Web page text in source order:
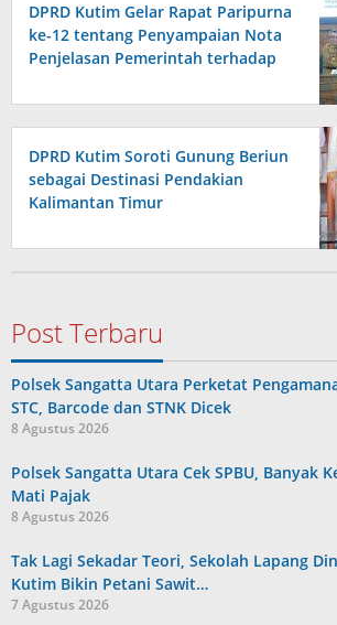
DPRD Kutim Gelar Rapat Paripurna
ke-12 tentang Penyampaian Nota
Penjelasan Pemerintah terhadap
DPRD Kutim Soroti Gunung Beriun
sebagai Destinasi Pendakian
Kalimantan Timur
Post Terbaru
Polsek Sangatta Utara Perketat
STC, Barcode dan STNK Dicek
8 Agustus 2026
Polsek Sangatta Utara Cek SPBU, Banyak
Mati Pajak
8 Agustus 2026
Tak Lagi Sekadar Teori, Sekolah Lapang
Kutim Bikin Petani Sawit…
7 Agustus 2026